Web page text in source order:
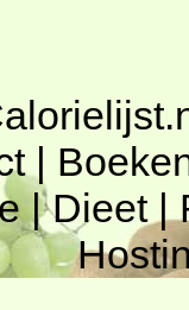
|
|Dieet|